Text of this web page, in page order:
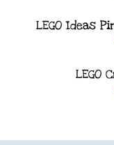
LEGO Ideas
LEGO